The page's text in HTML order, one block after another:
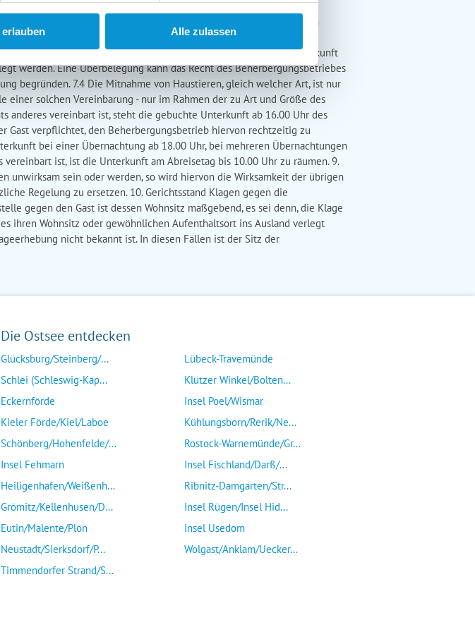
Alle zulassen
des Gastes 7.1 Der Gast ist verpflichtet, dem
(bei sonstigen touristischen Leistungen) Mängel der zu erbringenden
ist ausschließlich an den Beherbergungsbetrieb (bei
Leistungen), nicht an die Vermittlungsstelle zu richten. 7.3 Die Unterkunft
werden. Eine Überbelegung kann das Recht des Beherbergungsbetriebes
begründen. 7.4 Die Mitnahme von Haustieren, gleich welcher Art, ist nur
solchen Vereinbarung - nur im Rahmen der zu Art und Größe des
anderes vereinbart ist, steht die gebuchte Unterkunft ab 16.00 Uhr des
Gast verpflichtet, den Beherbergungsbetrieb hiervon rechtzeitig zu
bei einer Übernachtung ab 18.00 Uhr, bei mehreren Übernachtungen
ist, ist die Unterkunft am Abreisetag bis 10.00 Uhr zu räumen. 9.
unwirksam sein oder werden, so wird hiervon die Wirksamkeit der übrigen
Regelung zu ersetzen. 10. Gerichtsstand Klagen gegen die
gegen den Gast ist dessen Wohnsitz maßgebend, es sei denn, die Klage
ihren Wohnsitz oder gewöhnlichen Aufenthaltsort ins Ausland verlegt
nicht bekannt ist. In diesen Fällen ist der Sitz der
Die Ostsee entdecken
Glücksburg/Steinberg/...
Schlei (Schleswig-Kap...
Eckernförde
Kieler Förde/Kiel/Laboe
Schönberg/Hohenfelde/...
Insel Fehmarn
Heiligenhafen/Weißenh...
Grömitz/Kellenhusen/D...
Eutin/Malente/Plön
Neustadt/Sierksdorf/P...
Timmendorfer Strand/S...
Lübeck-Travemünde
Klützer Winkel/Bolten...
Insel Poel/Wismar
Kühlungsborn/Rerik/Ne...
Rostock-Warnemünde/Gr...
Insel Fischland/Darß/...
Ribnitz-Damgarten/Str...
Insel Rügen/Insel Hid...
Insel Usedom
Wolgast/Anklam/Uecker...